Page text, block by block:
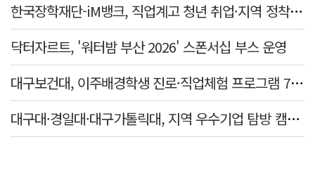
한국장학재단-iM뱅크, 직업계고 청년 취업·지역 정착 지원 맞손
닥터자르트, '워터밤 부산 2026' 스폰서십 부스 운영
대구보건대, 이주배경학생 진로·직업체험 프로그램 7년 연속 운영
대구대·경일대·대구가톨릭대, 지역 우수기업 탐방 캠프 개최